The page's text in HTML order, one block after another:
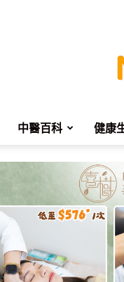
中醫百科 健康